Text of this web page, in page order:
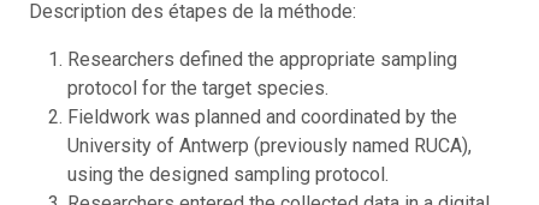
Description des étapes de la méthode:
Researchers defined the appropriate sampling
protocol for the target species.
Fieldwork was planned and coordinated by the
University of Antwerp (previously named RUCA),
using the designed sampling protocol.